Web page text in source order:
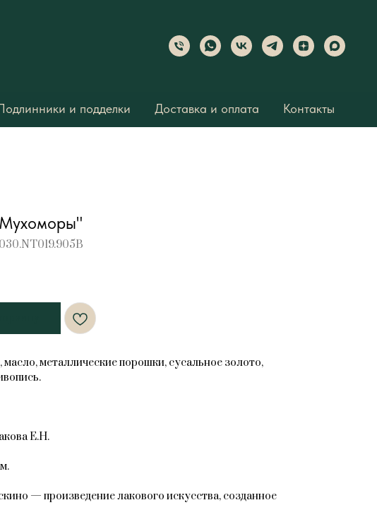
и подделки Доставка и оплата Контакты
металлические порошки, сусальное золото,
Е.Н.
— произведение лакового искусства, созданное